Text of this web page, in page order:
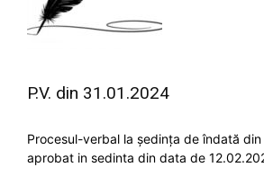
P.V. din 31.01.2024
Procesul-verbal la ședința de îndată din
aprobat in sedinta din data de